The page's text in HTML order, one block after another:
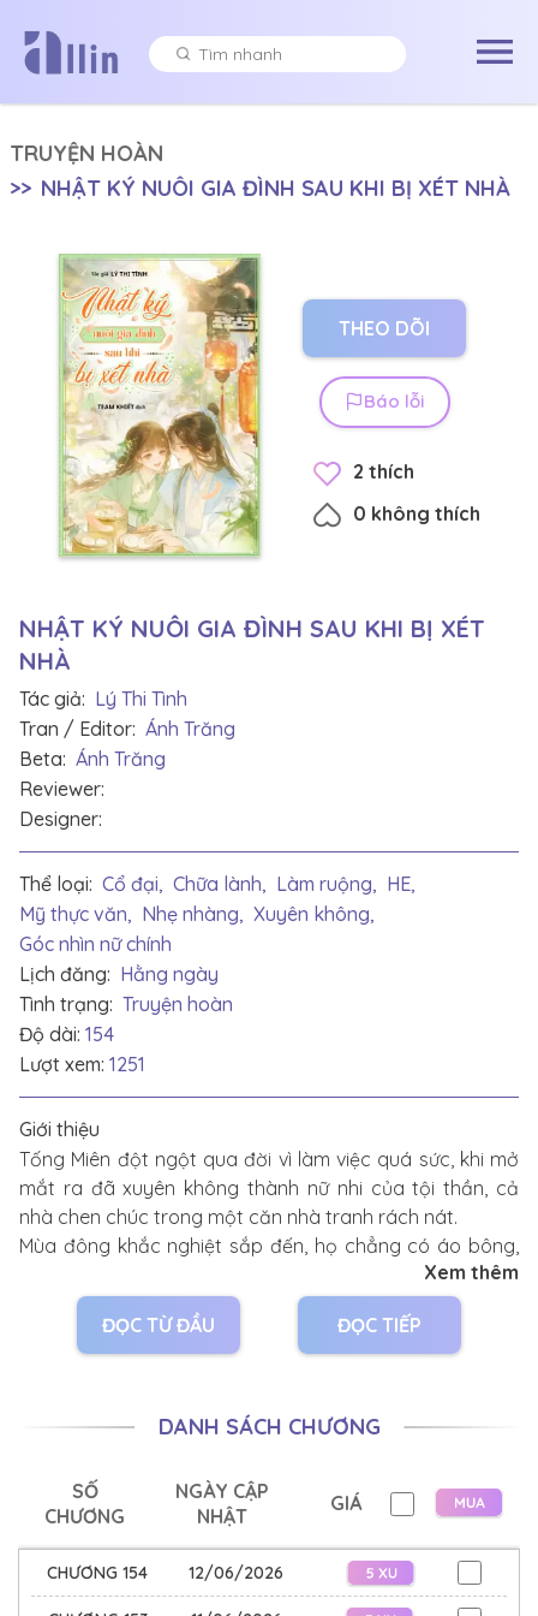
TRUYỆN HOÀN
>> NHẬT KÝ NUÔI GIA ĐÌNH SAU KHI BỊ XÉT NHÀ
THEO DÕI
Báo lỗi
2 thích
0 không thích
NHẬT KÝ NUÔI GIA ĐÌNH SAU KHI BỊ XÉT
NHÀ
Tác giả: Lý Thi Tình
Tran / Editor: Ánh Trăng
Beta: Ánh Trăng
Reviewer:
Designer:
Thể loại: Cổ đại, Chữa lành, Làm ruộng, HE,
Mỹ thực văn, Nhẹ nhàng, Xuyên không,
Góc nhìn nữ chính
Lịch đăng: Hằng ngày
Tình trạng: Truyện hoàn
Độ dài: 154
Lượt xem: 1251
Giới thiệu
Tống Miên đột ngột qua đời vì làm việc quá sức, khi mở
mắt ra đã xuyên không thành nữ nhi của tội thần, cả
nhà chen chúc trong một căn nhà tranh rách nát.
Mùa đông khắc nghiệt sắp đến, họ chẳng có áo bông,
chăn bông, trong bếp chỉ còn chút lương thực được
người ta cho, nhìn là biết ăn bữa nay chẳng biết có bữa
mai không.
Nàng nhìn căn nhà tranh trống rỗng mà lo lắng, không
Quả là một lần xuyên không đau lòng.
Nàng lập kế hoạch, trước tiên là phải lấp đầy hũ gạo,
bắt đầu từ việc bán đồ ăn vặt.
Về sau triều đình thay đổi, tân đế đăng cơ, việc đầu tiên
chính là minh oan cho gia đình của nàng. Nhiều người
Xem thêm
ĐỌC TỪ ĐẦU ĐỌC TIẾP
DANH SÁCH CHƯƠNG
SỐ
CHƯƠNG
NGÀY CẬP
NHẬT
GIÁ
CHƯƠNG 154 12/06/2026